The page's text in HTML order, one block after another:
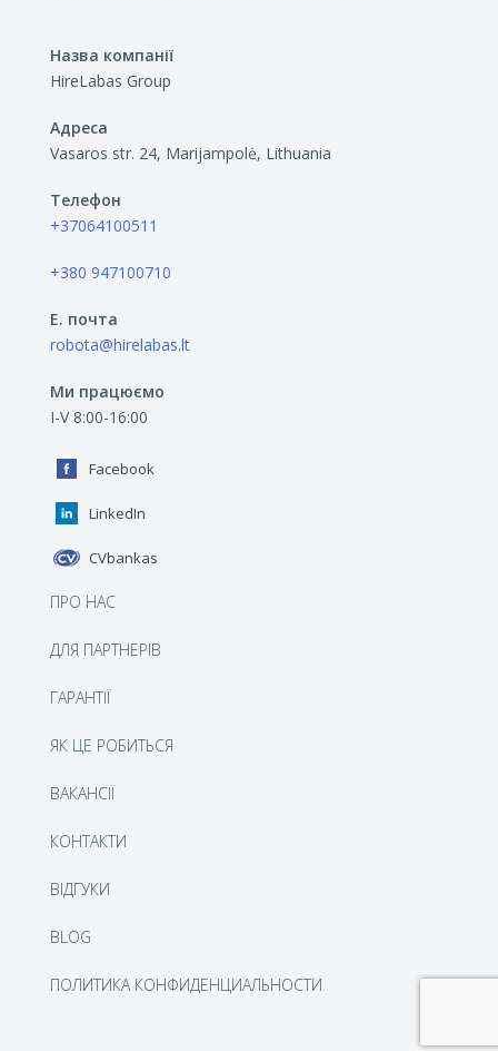
Назва компанії
HireLabas Group
Адреса
Vasaros str. 24, Marijampolė, Lithuania
Телефон
+37064100511
+380 947100710
E. почта
robota@hirelabas.lt
Ми працюємо
I-V 8:00-16:00
Facebook
LinkedIn
CVbankas
ПРО НАС
ДЛЯ ПАРТНЕРІВ
ГАРАНТІЇ
ЯК ЦЕ РОБИТЬСЯ
BАКАНСІЇ
КОНТАКТИ
ВІДГУКИ
BLOG
ПОЛИТИКА КОНФИДЕНЦИАЛЬНОСТИ